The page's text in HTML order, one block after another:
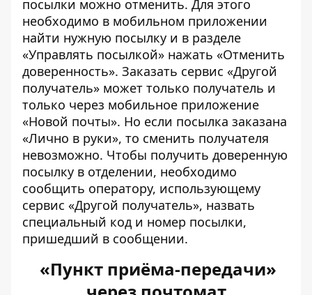
посылки можно отменить. Для этого
необходимо в мобильном приложении
найти нужную посылку и в разделе
«Управлять посылкой» нажать «Отменить
доверенность». Заказать сервис «Другой
получатель» может только получатель и
только через мобильное приложение
«Новой почты». Но если посылка заказана
«Лично в руки», то сменить получателя
невозможно. Чтобы получить доверенную
посылку в отделении, необходимо
сообщить оператору, использующему
сервис «Другой получатель», назвать
специальный код и номер посылки,
пришедший в сообщении.
«Пункт приёма-передачи»